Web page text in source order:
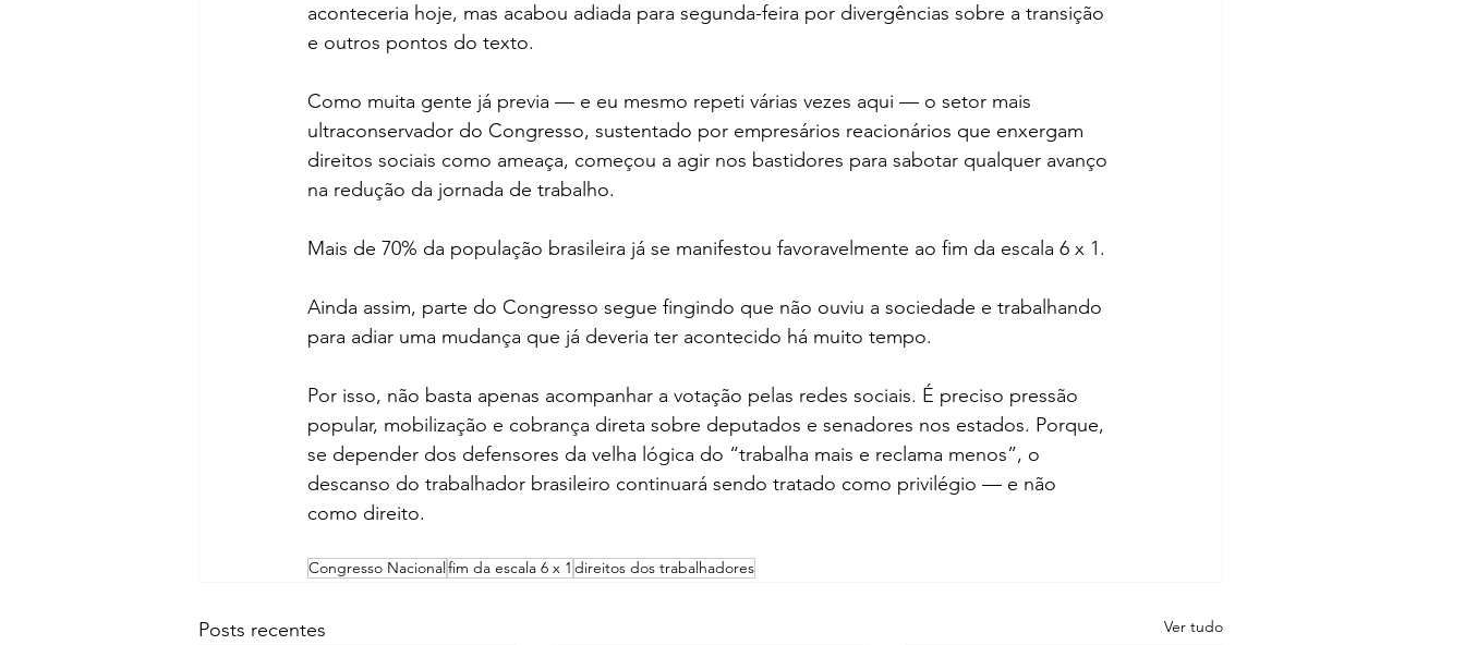
aconteceria hoje, mas acabou adiada para segunda-feira por divergências sobre a transição
e outros pontos do texto.
Como muita gente já previa — e eu mesmo repeti várias vezes aqui — o setor mais
ultraconservador do Congresso, sustentado por empresários reacionários que enxergam
direitos sociais como ameaça, começou a agir nos bastidores para sabotar qualquer avanço
na redução da jornada de trabalho.
Mais de 70% da população brasileira já se manifestou favoravelmente ao fim da escala 6 x 1.
Ainda assim, parte do Congresso segue fingindo que não ouviu a sociedade e trabalhando
para adiar uma mudança que já deveria ter acontecido há muito tempo.
Por isso, não basta apenas acompanhar a votação pelas redes sociais. É preciso pressão
popular, mobilização e cobrança direta sobre deputados e senadores nos estados. Porque,
se depender dos defensores da velha lógica do “trabalha mais e reclama menos”, o
descanso do trabalhador brasileiro continuará sendo tratado como privilégio — e não
como direito.
Congresso Nacional fim da escala 6 x 1 direitos dos trabalhadores
Posts recentes Ver tudo